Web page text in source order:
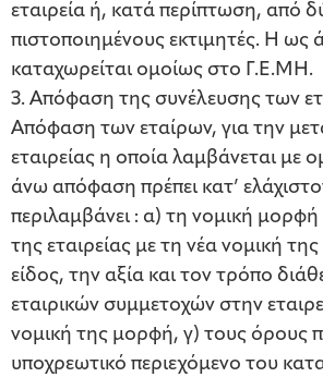
εταιρεία ή, κατά περίπτωση, από
πιστοποιημένους εκτιμητές. Η ως
καταχωρείται ομοίως στο Γ.Ε.ΜΗ.
3. Απόφαση της συνέλευσης των
Απόφαση των εταίρων, για την
εταιρείας η οποία λαμβάνεται με
άνω απόφαση πρέπει κατ’
περιλαμβάνει : α) τη νομική
της εταιρείας με τη νέα νομική
είδος, την αξία και τον τρόπο
εταιρικών συμμετοχών στην
νομική της μορφή, γ) τους όρους
υποχρεωτικό περιεχόμενο του